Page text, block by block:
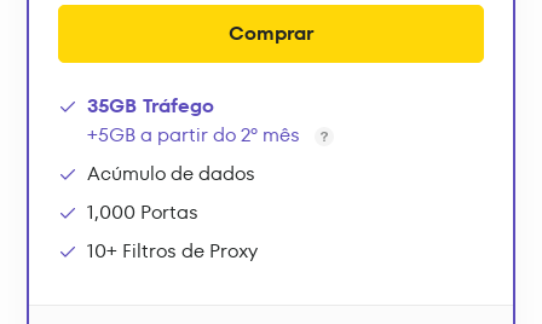
Comprar
35GB Tráfego
+5GB a partir do 2º mês
Acúmulo de dados
1,000 Portas
10+ Filtros de Proxy